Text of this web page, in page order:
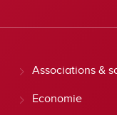
Associations &
Economie